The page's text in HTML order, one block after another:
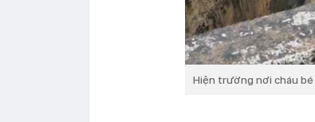
Hiện trường nơi cháu bé